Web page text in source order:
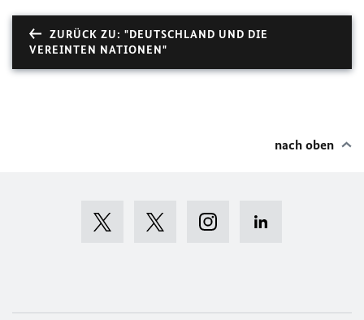
ZURÜCK ZU: "DEUTSCHLAND UND DIE
VEREINTEN NATIONEN"
nach oben